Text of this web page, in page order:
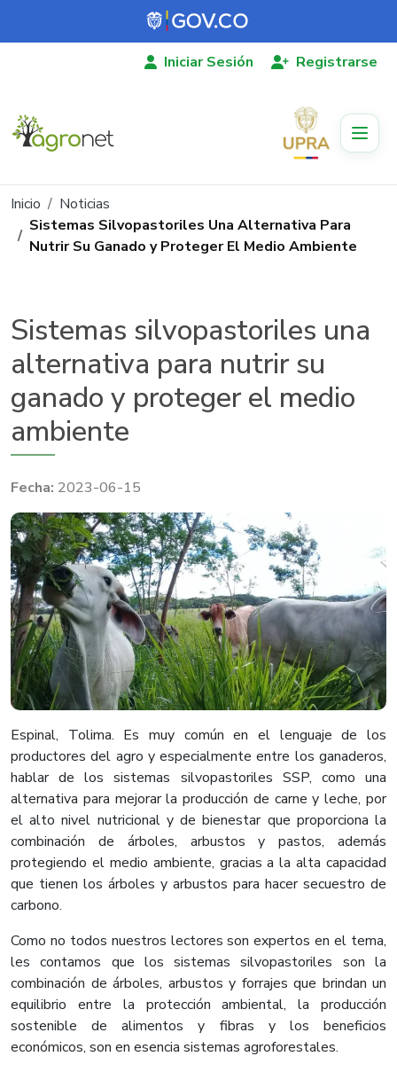
Pasar al contenido principal
Iniciar Sesión Registrarse
Ruta de navegación
Inicio
Noticias
Sistemas Silvopastoriles Una Alternativa Para
Nutrir Su Ganado y Proteger El Medio Ambiente
Sistemas silvopastoriles una
alternativa para nutrir su
ganado y proteger el medio
ambiente
2023-06-15
Espinal, Tolima. Es muy común en el lenguaje de los
productores del agro y especialmente entre los ganaderos,
hablar de los sistemas silvopastoriles SSP, como una
alternativa para mejorar la producción de carne y leche, por
el alto nivel nutricional y de bienestar que proporciona la
combinación de árboles, arbustos y pastos, además
protegiendo el medio ambiente, gracias a la alta capacidad
que tienen los árboles y arbustos para hacer secuestro de
carbono.
Como no todos nuestros lectores son expertos en el tema,
les contamos que los sistemas silvopastoriles son la
combinación de árboles, arbustos y forrajes que brindan un
equilibrio entre la protección ambiental, la producción
sostenible de alimentos y fibras y los beneficios
económicos, son en esencia sistemas agroforestales.